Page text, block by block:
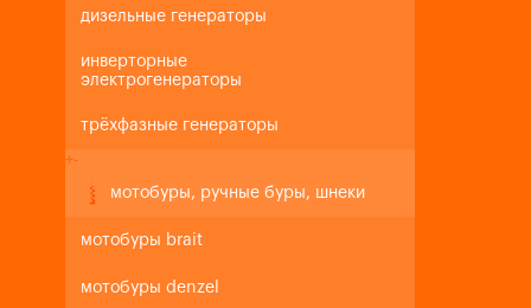
дизельные генераторы
инверторные
электрогенераторы
трёхфазные генераторы
+-
мотобуры, ручные буры, шнеки
мотобуры brait
мотобуры denzel